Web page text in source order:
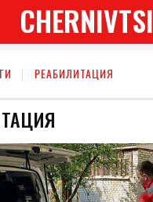
CHERNIVTSI
РЕАБИЛИТАЦИЯ